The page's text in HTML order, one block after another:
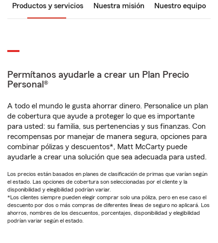
Productos y servicios Nuestra misión Nuestro equipo
Permítanos ayudarle a crear un Plan Precio
Personal®
A todo el mundo le gusta ahorrar dinero. Personalice un plan
de cobertura que ayude a proteger lo que es importante
para usted: su familia, sus pertenencias y sus finanzas. Con
recompensas por manejar de manera segura, opciones para
combinar pólizas y descuentos*, Matt McCarty puede
ayudarle a crear una solución que sea adecuada para usted.
Los precios están basados en planes de clasificación de primas que varían según
el estado. Las opciones de cobertura son seleccionadas por el cliente y la
disponibilidad y elegibilidad podrían variar.
*Los clientes siempre pueden elegir comprar solo una póliza, pero en ese caso el
descuento por dos o más compras de diferentes líneas de seguro no aplicará. Los
ahorros, nombres de los descuentos, porcentajes, disponibilidad y elegibilidad
podrían variar según el estado.